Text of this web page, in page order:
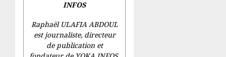
INFOS
Raphaël ULAFIA ABDOUL
est journaliste, directeur
de publication et